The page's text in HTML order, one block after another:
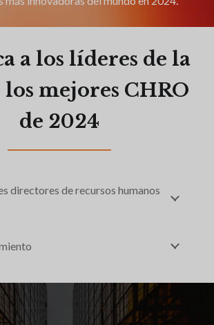
a los líderes de la
los mejores CHRO
de 2024
directores de recursos humanos